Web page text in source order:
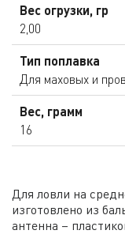
Вес огрузки, гр
2,00
Тип поплавка
Для маховых и
Вес, грамм
16
Для ловли на
изготовлено из
антенна –